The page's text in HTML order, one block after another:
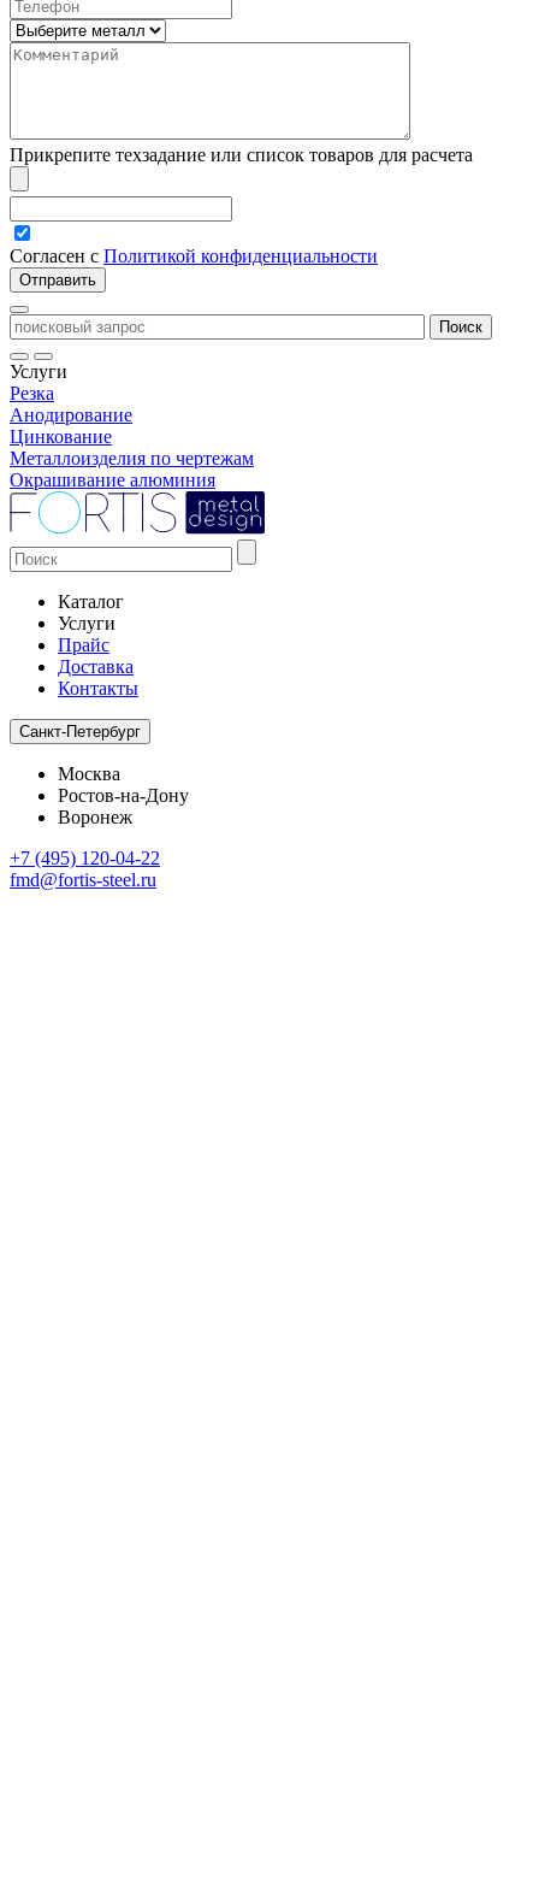
Прикрепите техзадание или список товаров для расчета
Согласен с Политикой конфиденциальности
Услуги
Резка
Анодирование
Цинкование
Металлоизделия по чертежам
Окрашивание алюминия
Каталог
Услуги
Прайс
Доставка
Контакты
Санкт-Петербург
Москва
Ростов-на-Дону
Воронеж
+7 (495) 120-04-22
fmd@fortis-steel.ru